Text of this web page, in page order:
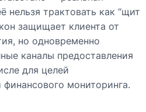
нельзя трактовать как “щит
защищает клиента от
но одновременно
каналы предоставления
для целей
мониторинга.